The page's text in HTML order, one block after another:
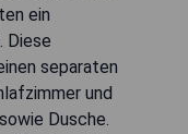
ein
Diese
separaten
und
Dusche.